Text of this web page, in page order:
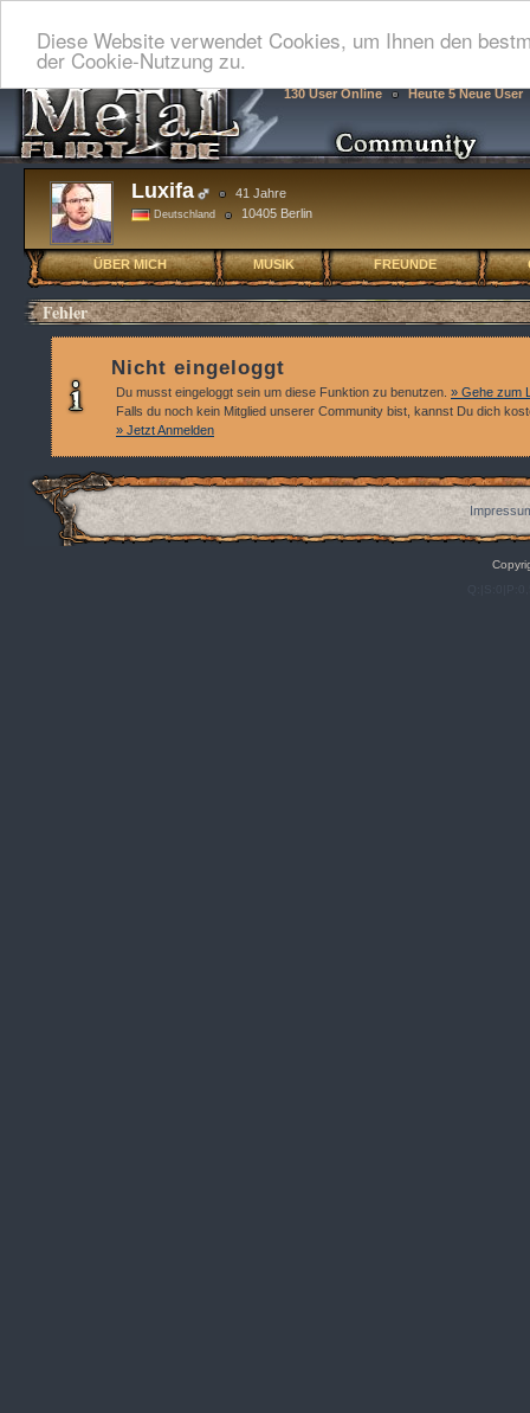
Diese Website verwendet Cookies, um Ihnen den
der Cookie-Nutzung zu.
130 User Online Heute 5 Neue User
Luxifa 41 Jahre
Deutschland 10405 Berlin
ÜBER MICH MUSIK FREUNDE
Fehler
Nicht eingeloggt
Du musst eingeloggt sein um diese Funktion zu benutzen. » Gehe zum
Falls du noch kein Mitglied unserer Community bist, kannst Du dich
» Jetzt Anmelden